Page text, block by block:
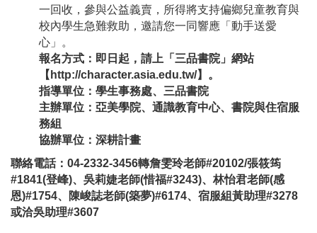
一回收，參與公益義賣，所得將支持偏鄉兒童教育與
校內學生急難救助，邀請您一同響應「動手送愛
心」。
報名方式：即日起，請上「三品書院」網站
【http://character.asia.edu.tw/】。
指導單位：學生事務處、三品書院
主辦單位：亞美學院、通識教育中心、書院與住宿服
務組
協辦單位：深耕計畫
聯絡電話：04-2332-3456轉詹雯玲老師#20102/張筱筠
#1841(登峰)、吳莉婕老師(惜福#3243)、林怡君老師(感
恩)#1754、陳峻誌老師(築夢)#6174、宿服組黃助理#3278
或洽吳助理#3607